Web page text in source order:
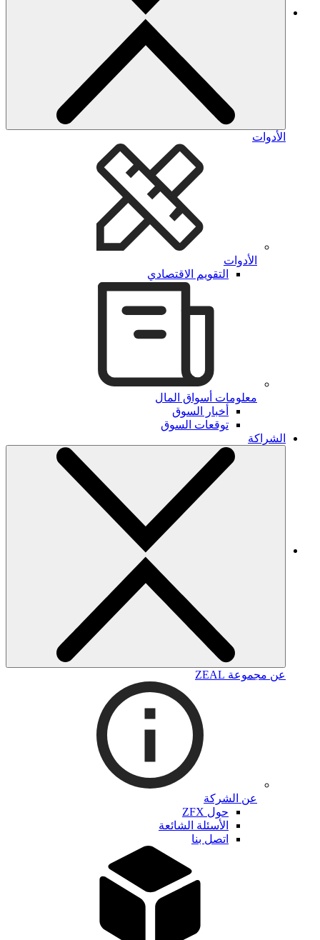
الأدوات
الأدوات
التقويم الاقتصادي
معلومات أسواق المال
أخبار السوق
توقعات السوق
الشراكة
عن مجموعة ZEAL
عن الشركة
حول ZFX
الأسئلة الشائعة
اتصل بنا